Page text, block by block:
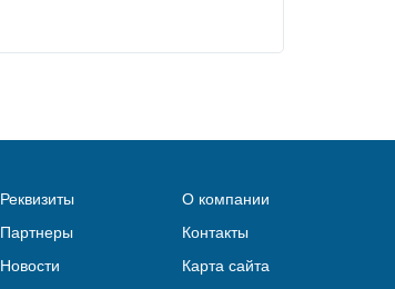
Реквизиты
Партнеры
Новости
О компании
Контакты
Карта сайта